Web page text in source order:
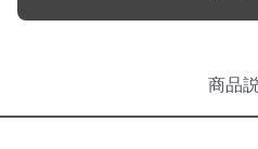
商品